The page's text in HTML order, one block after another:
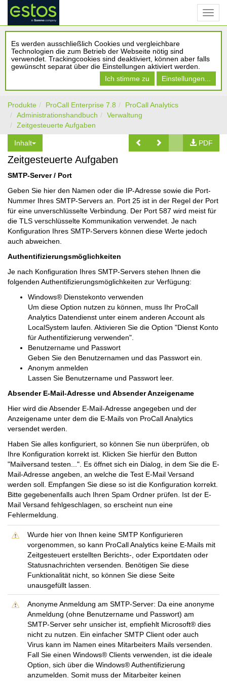
Es werden ausschließlich Cookies und vergleichbare
Technologien die zum Betrieb der Webseite nötig sind
verwendet. Trackingcookies sind deaktiviert, können aber falls
gewünscht separat über die Einstellungen aktiviert werden.
Ich stimme zu
Einstellungen...
Produkte ProCall Enterprise 7.8
ProCall Analytics
Administrationshandbuch
Verwaltung
Zeitgesteuerte Aufgaben
Inhalt PDF
Zeitgesteuerte Aufgaben
SMTP-Server / Port
Geben Sie hier den Namen oder die IP-Adresse sowie die Port-
Nummer Ihres SMTP-Servers an. Port 25 ist in der Regel der Port
für eine unverschlüsselte Verbindung. Der Port 587 wird meist für
die TLS verschlüsselte Kommunikation verwendet. Je nach
Konfiguration Ihres SMTP-Servers können diese Werte jedoch
auch abweichen.
Authentifizierungsmöglichkeiten
Je nach Konfiguration Ihres SMTP-Servers stehen Ihnen die
folgenden Authentifizierungsmöglichkeiten zur Verfügung:
Windows® Dienstekonto verwenden
Um diese Option nutzen zu können, muss Ihr ProCall
Analytics Datendienst unter einem anderen Account als
LocalSystem laufen. Aktivieren Sie die Option "Dienst Konto
für Authentifizierung verwenden".
Benutzername und Passwort
Geben Sie den Benutzernamen und das Passwort ein.
Anonym anmelden
Lassen Sie Benutzername und Passwort leer.
Absender E-Mail-Adresse und Absender Anzeigename
Hier wird die Absender E-Mail-Adresse angegeben und der
Anzeigename unter dem die E-Mails von ProCall Analytics
versendet werden.
Haben Sie alles konfiguriert, so können Sie nun überprüfen, ob
Ihre Konfiguration korrekt ist. Klicken Sie hierfür den Button
"Mailversand testen...". Es öffnet sich ein Dialog, in dem Sie die E-
Mail-Adresse angeben, an welche die Test E-Mail Versand
werden soll. Empfangen Sie diese so ist die Konfiguration korrekt.
Bitte gegebenenfalls auch Ihren Spam Ordner prüfen. Ist der E-
Mail Versand fehlgeschlagen, so erscheint nun eine
Fehlermeldung.
Wurde hier von Ihnen keine SMTP Konfigurieren
vorgenommen, so kann ProCall Analytics keine E-Mails mit
Zeitgesteuert erstellten Berichts-, oder Exportdaten oder
Statusnachrichten versenden. Benötigen Sie diese
Funktionalität nicht, so können Sie diese Seite
unausgefüllt lassen.
Anonyme Anmeldung am SMTP-Server: Da eine anonyme
Anmeldung (ohne Benutzername und Passwort) am
SMTP-Server sehr unsicher ist, empfiehlt Microsoft® dies
nicht zu nutzen. Ein einfacher SMTP Client oder auch
Virus kann im Namen eines Mitarbeiters Mails versenden.
Fall Sie einen Windows® Clients verwenden, ist die ideale
Option, sich über die Windows® Authentifizierung
anzumelden. Somit muss der Mitarbeiter keinen